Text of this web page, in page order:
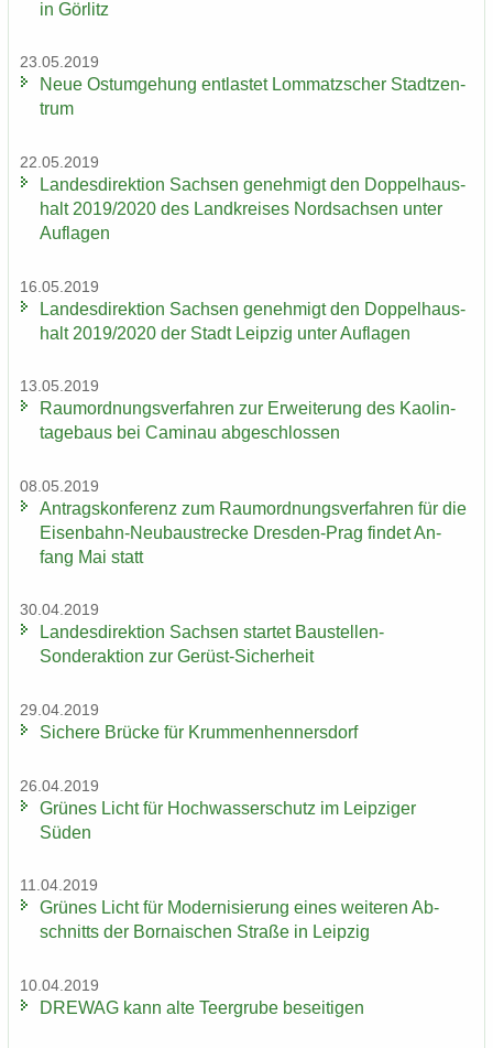
in Gör­litz
23.05.2019
Neue Ost­um­ge­hung ent­las­tet Lom­matz­scher Stadt­zen­
trum
22.05.2019
Lan­des­di­rek­ti­on Sach­sen ge­neh­migt den Dop­pel­haus­
halt 2019/2020 des Land­krei­ses Nord­sach­sen unter
Auf­la­gen
16.05.2019
Lan­des­di­rek­ti­on Sach­sen ge­neh­migt den Dop­pel­haus­
halt 2019/2020 der Stadt Leip­zig unter Auf­la­gen
13.05.2019
Raum­ord­nungs­ver­fah­ren zur Er­wei­te­rung des Kao­lin­
ta­ge­baus bei Ca­min­au ab­ge­schlos­sen
08.05.2019
An­trags­kon­fe­renz zum Raum­ord­nungs­ver­fah­ren für die
Eisenbahn-​Neubaustrecke Dresden-​Prag fin­det An­
fang Mai statt
30.04.2019
Lan­des­di­rek­ti­on Sach­sen star­tet Baustellen-​
Sonderaktion zur Gerüst-​Sicherheit
29.04.2019
Si­che­re Brü­cke für Krum­men­hen­ners­dorf
26.04.2019
Grü­nes Licht für Hoch­was­ser­schutz im Leip­zi­ger
Süden
11.04.2019
Grü­nes Licht für Mo­der­ni­sie­rung eines wei­te­ren Ab­
schnitts der Bor­na­i­schen Stra­ße in Leip­zig
10.04.2019
DRE­WAG kann alte Teergru­be be­sei­ti­gen